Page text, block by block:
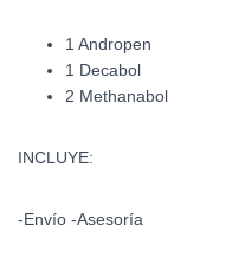
1 Andropen
1 Decabol
2 Methanabol
INCLUYE:
-Envío -Asesoría